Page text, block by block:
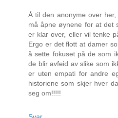
Å til den anonyme over
må åpne øynene for at det
er klar over, eller vil tenke
Ergo er det flott at damer
å sette fokuset på de som
de blir avfeid av slike som
er uten empati for andre
historiene som skjer hver
seg om!!!!!